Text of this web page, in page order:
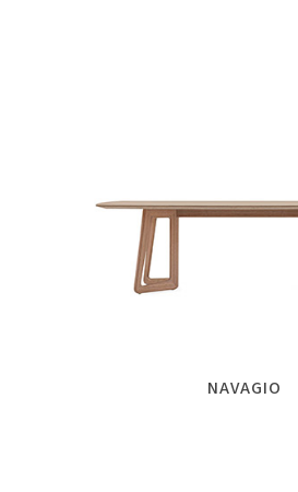
NAVAGIO